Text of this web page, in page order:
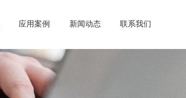
应用案例 新闻动态 联系我们